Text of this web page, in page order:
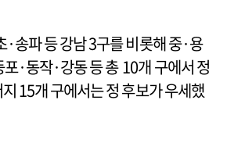
·송파 등 강남 3구를 비롯해 중·용
·동작·강동 등 총 10개 구에서 정
15개 구에서는 정 후보가 우세했